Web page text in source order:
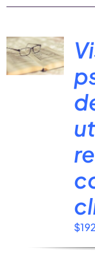
$